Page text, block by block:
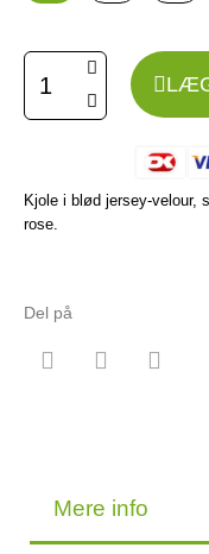
Kjole i blød jersey-velour,
rose.
Del på
Mere info